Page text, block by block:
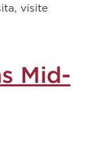
visite
Mid-